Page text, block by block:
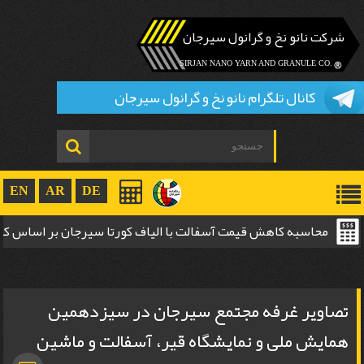
شرکت نانو نخ و گرانول سیرجان
.SIRJAN NANO YARN AND GRANULE CO
کانال تلگرام نانو نخ و گرانول سیرجان
EN AR DE
محاسبه کاهش قیمت آسفالت با الیاف کورتا سیرجان بر
تصاویر غرفه مجتمع سیرجان در سیزدهمین
همایش ملی و نمایشگاه قیر، آسفالت و ماشین